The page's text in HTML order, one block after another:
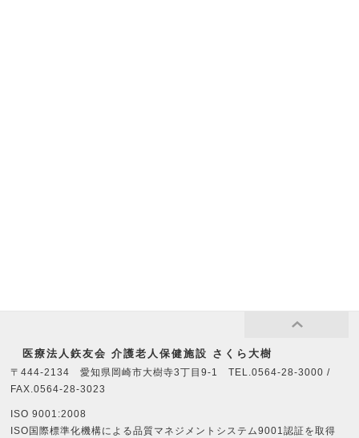
医療法⼈鉃友会 介護老人保健施設 さくら大樹
〒444-2134 愛知県岡崎市大樹寺3丁目9-1 TEL.0564-28-3000 /
FAX.0564-28-3023
ISO 9001:2008
ISO国際標準化機構による品質マネジメントシステム9001認証を取得